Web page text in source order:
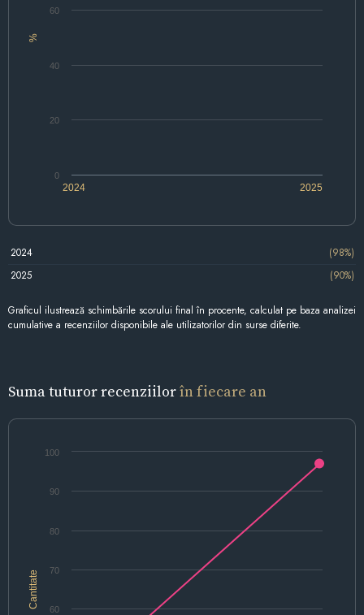
%
2024 2025
0
20
40
60
2024
(98%)
2025
(90%)
Graficul ilustrează schimbările scorului final în procente, calculat pe baza analizei
cumulative a recenziilor disponibile ale utilizatorilor din surse diferite.
Suma tuturor recenziilorîn fiecare an
Cantitate
60
70
80
90
100